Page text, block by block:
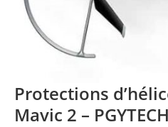
Protections
Mavic 2 – PGYTECH